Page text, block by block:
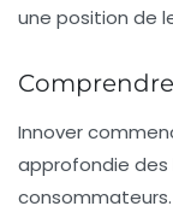
une position de
Innover
approfondie